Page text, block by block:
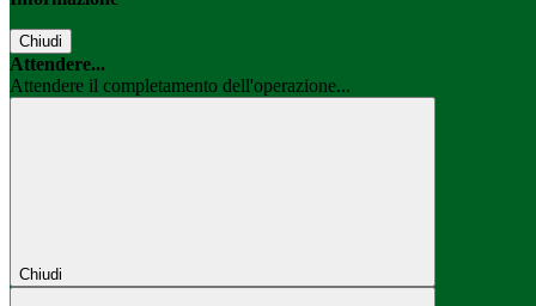
Chiudi
Attendere...
Attendere il completamento dell'operazione...
Chiudi